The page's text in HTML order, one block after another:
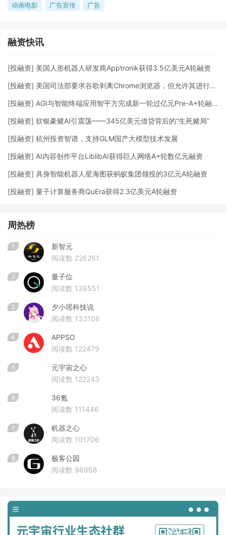
动画电影
广告宣传 广告
融资快讯
[投融资] 美国人形机器人研发商Apptronik获得3.5亿美元A轮融资
[投融资] 美国司法部要求谷歌剥离Chrome浏览器，但允许其进行AI投资
[投融资] AGI与智能终端应用智平方完成新一轮过亿元Pre-A+轮融资
[投融资] 软银豪赌AI引震荡——345亿美元借贷背后的“生死赌局”
[投融资] 杭州投资智谱，支持GLM国产大模型技术发展
[投融资] AI内容创作平台LiblibAI获得巨人网络A+轮数亿元融资
[投融资] 具身智能机器人星海图获蚂蚁集团领投的3亿元A轮融资
[投融资] 量子计算服务商QuEra获得2.3亿美元A轮融资
周热榜
1
新智元
阅读数 226261
2
量子位
阅读数 138551
3
夕小瑶科技说
阅读数 133106
4
APPSO
阅读数 122479
5
元宇宙之心
阅读数 122243
6
36氪
阅读数 111446
7
机器之心
阅读数 101706
8
极客公园
阅读数 98968